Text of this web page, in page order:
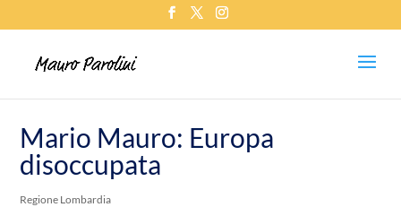
Mario Mauro: Europa
disoccupata
Regione Lombardia